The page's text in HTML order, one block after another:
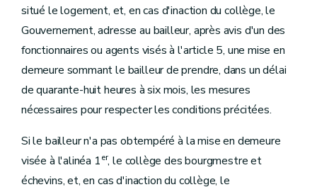
situé le logement, et, en cas d'inaction du collège, le
Gouvernement, adresse au bailleur, après avis d'un des
fonctionnaires ou agents visés à l'article 5, une mise en
demeure sommant le bailleur de prendre, dans un délai
de quarante-huit heures à six mois, les mesures
nécessaires pour respecter les conditions précitées.
Si le bailleur n'a pas obtempéré à la mise en demeure
visée à l'alinéa 1er, le collège des bourgmestre et
échevins, et, en cas d'inaction du collège, le